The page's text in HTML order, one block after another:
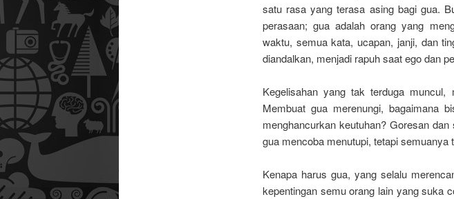
satu rasa yang terasa asing bagi gua.
perasaan; gua adalah orang yang
waktu, semua kata, ucapan, janji, dan
diandalkan, menjadi rapuh saat ego dan
Kegelisahan yang tak terduga muncul,
Membuat gua merenungi, bagaimana
menghancurkan keutuhan? Goresan
gua mencoba menutupi, tetapi semuanya
Kenapa harus gua, yang selalu
kepentingan semu orang lain yang suka